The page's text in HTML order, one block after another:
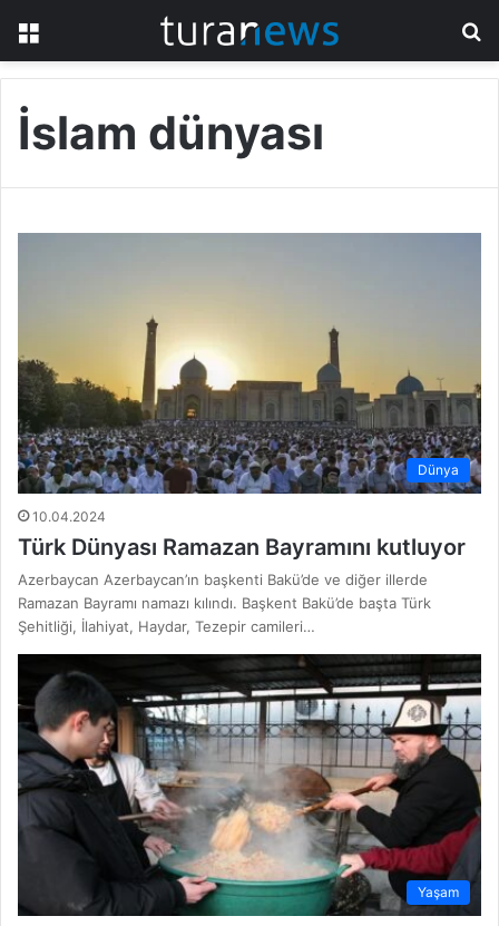
İslam dünyası
Dünya
10.04.2024
Türk Dünyası Ramazan Bayramını kutluyor
Azerbaycan Azerbaycan’ın başkenti Bakü’de ve diğer illerde
Ramazan Bayramı namazı kılındı. Başkent Bakü’de başta Türk
Şehitliği, İlahiyat, Haydar, Tezepir camileri…
Yaşam